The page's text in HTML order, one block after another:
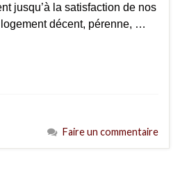
jusqu’à la satisfaction de nos
décent, pérenne, …
Faire un commentaire